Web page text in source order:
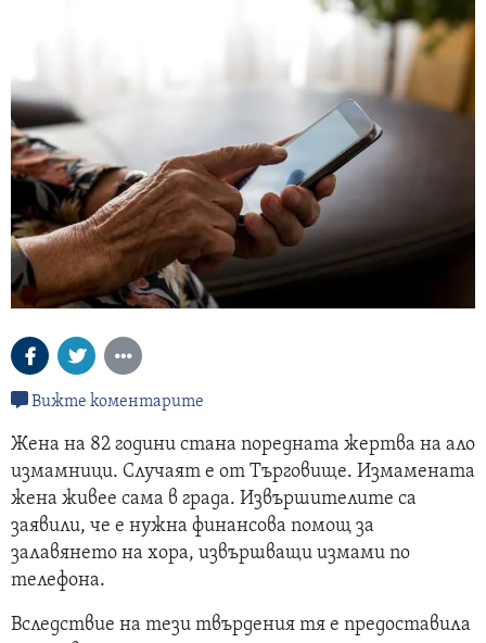
Вижте коментарите
Жена на 82 години стана поредната жертва на ало
измамници. Случаят е от Търговище. Измамената
жена живее сама в града. Извършителите са
заявили, че е нужна финансова помощ за
залавянето на хора, извършващи измами по
телефона.
Вследствие на тези твърдения тя е предоставила